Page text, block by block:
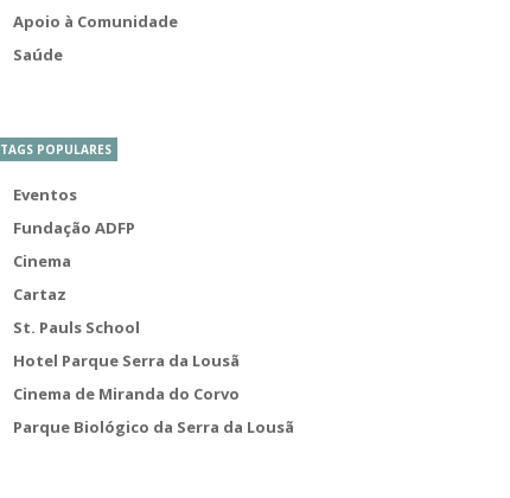
Apoio à Comunidade
Saúde
TAGS POPULARES
Eventos
Fundação ADFP
Cinema
Cartaz
St. Pauls School
Hotel Parque Serra da Lousã
Cinema de Miranda do Corvo
Parque Biológico da Serra da Lousã